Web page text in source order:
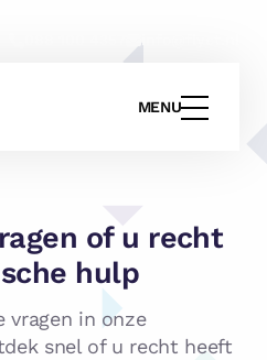
info@flyct.nl
MENU
of u recht
hulp
vragen in onze
snel of u recht heeft